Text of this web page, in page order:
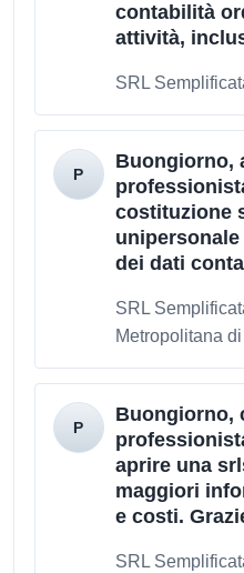
contabilità
attività,
SRL
Buongiorno,
costituzione
dei dati
SRL
Metropolitana
Buongiorno,
aprire una
maggiori
e costi.
SRL